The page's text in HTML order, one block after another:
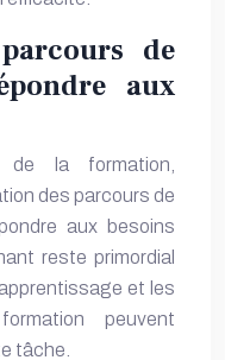
de
aux
de la formation,
des parcours de
aux besoins
reste primordial
et les
peuvent
tâche.